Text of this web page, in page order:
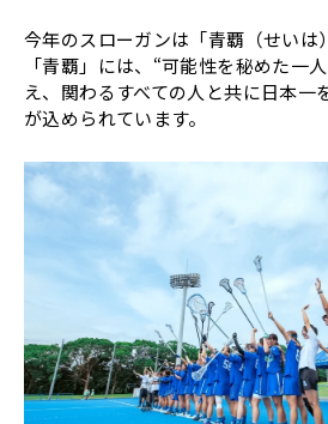
今年のスローガンは「青覇（せいは
「青覇」には、“可能性を秘めた一
え、関わるすべての人と共に日本一
が込められています。